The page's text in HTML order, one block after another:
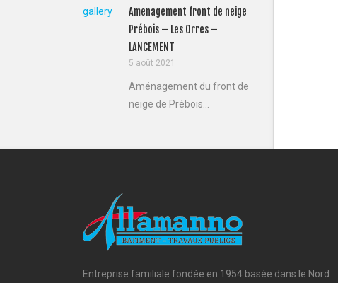
gallery
Amenagement front de neige
Prébois – Les Orres –
LANCEMENT
5 août 2021
Aménagement du front de
neige de Prébois...
Entreprise familiale fondée en 1954 basée dans le Nord